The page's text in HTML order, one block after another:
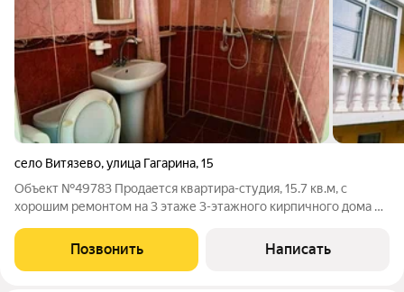
село Витязево,улица Гагарина,15
Объект №49783 Продается квартира-студия, 15.7 кв.м, с
хорошим ремонтом на 3 этаже 3-этажного кирпичного дома в
Позвонить Написать